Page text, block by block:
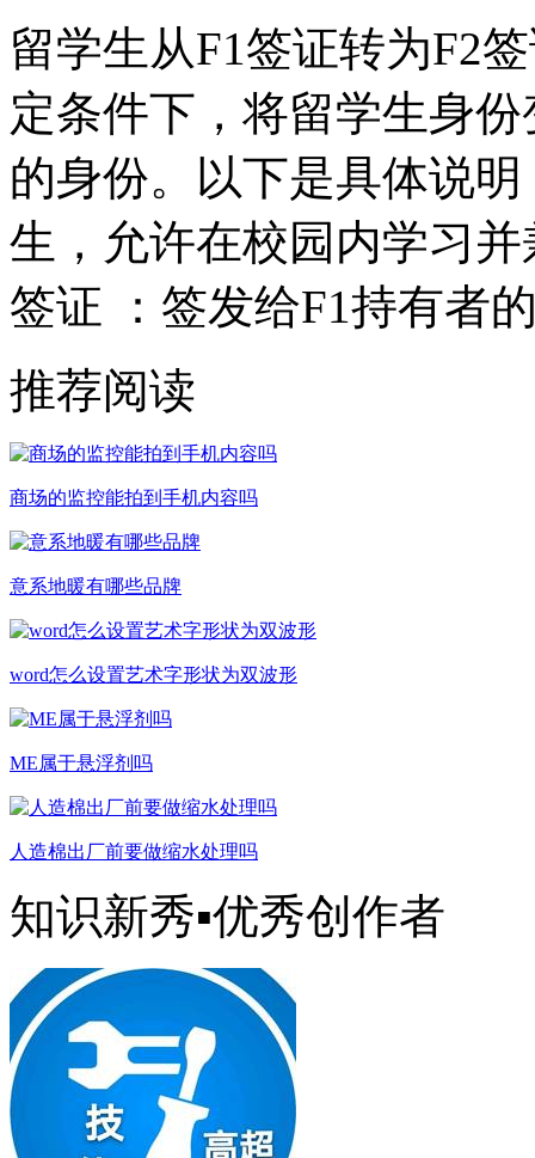
留学生从F1签证转为F2
定条件下，将留学生身
的身份。以下是具体说
生，允许在校园内学习
签证 ：签发给F1持有者
推荐阅读
商场的监控能拍到手机内容吗
意系地暖有哪些品牌
word怎么设置艺术字形状为双波形
ME属于悬浮剂吗
人造棉出厂前要做缩水处理吗
知识新秀▪优秀创作者